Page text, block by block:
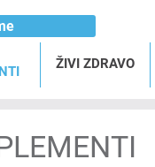
ŽIVI ZDRAVO